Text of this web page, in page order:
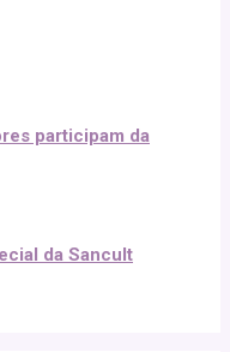
participam da
da Sancult